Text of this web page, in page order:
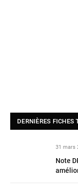
DERNIÈRES FICHES
31 mars
Note